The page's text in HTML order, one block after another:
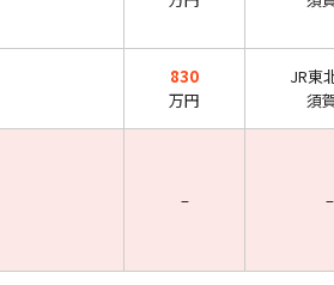
830
万円
JR東
須
– –